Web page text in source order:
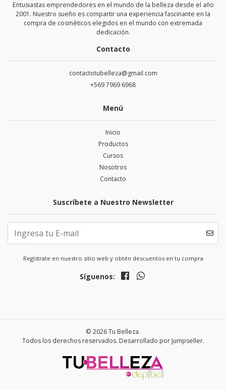
Entusiastas emprendedores en el mundo de la belleza desde el año
2001. Nuestro sueño es compartir una experiencia fascinante en la
compra de cosméticos elegidos en el mundo con extremada
dedicación.
Contacto
contactotubelleza@gmail.com
+569 7969 6968
Menú
Inicio
Productos
Cursos
Nosotros
Contacto
Suscríbete a Nuestro Newsletter
Regístrate en nuestro sitio web y obtén descuentos en tu compra
Síguenos:
© 2026 Tu Belleza.
Todos los derechos reservados. Desarrollado por Jumpseller.